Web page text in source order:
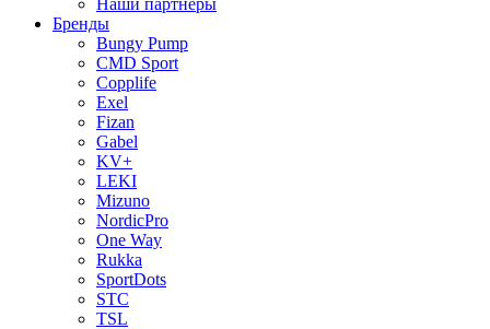
Наши партнеры
Бренды
Bungy Pump
CMD Sport
Copplife
Exel
Fizan
Gabel
KV+
LEKI
Mizuno
NordicPro
One Way
Rukka
SportDots
STC
TSL